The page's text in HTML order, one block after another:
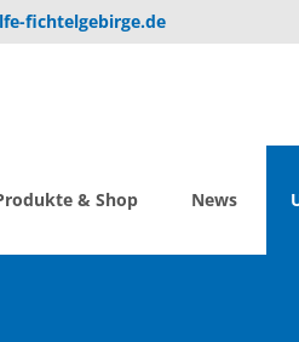
fichtelgebirge.de
& Shop News